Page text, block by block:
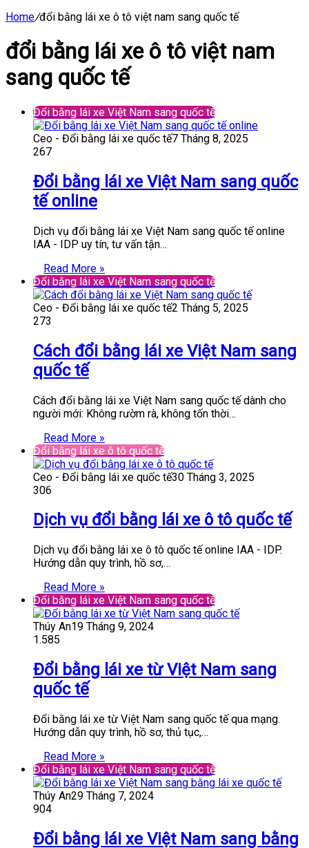
Home/đổi bằng lái xe ô tô việt nam sang quốc tế
đổi bằng lái xe ô tô việt nam
sang quốc tế
Đổi bằng lái xe Việt Nam sang quốc tế
Ceo - Đổi bằng lái xe quốc tế7 Tháng 8, 2025
267
Đổi bằng lái xe Việt Nam sang quốc
tế online
Dịch vụ đổi bằng lái xe Việt Nam sang quốc tế online
IAA - IDP uy tín, tư vấn tận…
Read More »
Đổi bằng lái xe Việt Nam sang quốc tế
Ceo - Đổi bằng lái xe quốc tế2 Tháng 5, 2025
273
Cách đổi bằng lái xe Việt Nam sang
quốc tế
Cách đổi bằng lái xe Việt Nam sang quốc tế dành cho
người mới: Không rườm rà, không tốn thời…
Read More »
Đổi bằng lái xe ô tô quốc tế
Ceo - Đổi bằng lái xe quốc tế30 Tháng 3, 2025
306
Dịch vụ đổi bằng lái xe ô tô quốc tế
Dịch vụ đổi bằng lái xe ô tô quốc tế online IAA - IDP.
Hướng dẫn quy trình, hồ sơ,…
Read More »
Đổi bằng lái xe Việt Nam sang quốc tế
Thúy An19 Tháng 9, 2024
1.585
Đổi bằng lái xe từ Việt Nam sang
quốc tế
Đổi bằng lái xe từ Việt Nam sang quốc tế qua mạng.
Hướng dẫn quy trình, hồ sơ, thủ tục,…
Read More »
Đổi bằng lái xe Việt Nam sang quốc tế
Thúy An29 Tháng 7, 2024
904
Đổi bằng lái xe Việt Nam sang bằng